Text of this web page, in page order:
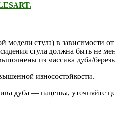
модели стула) в
стула должна быть не
из массива дуба/
износостойкости.
дуба — наценка, уточняйте